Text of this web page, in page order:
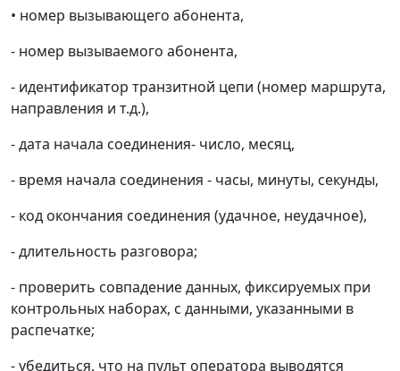
• номер вызывающего абонента,
- номер вызываемого абонента,
- идентификатор транзитной цепи (номер маршрута,
направления и т.д.),
- дата начала соединения- число, месяц,
- время начала соединения - часы, минуты, секунды,
- код окончания соединения (удачное, неудачное),
- длительность разговора;
- проверить совпадение данных, фиксируемых при
контрольных наборах, с данными, указанными в
распечатке;
- убедиться, что на пульт оператора выводятся